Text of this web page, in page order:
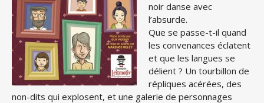
noir danse avec
l’absurde.
Que se passe-t-il quand
les convenances éclatent
et que les langues se
délient ? Un tourbillon de
répliques acérées, des
non-dits qui explosent, et une galerie de personnages